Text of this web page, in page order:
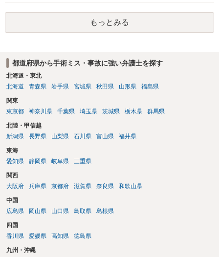
死ぬまで合併症で悩むのにどうすべきか困っております。 ご質問の
内容からすると、後遺障害の有無についても問題になりそうですね。
慰謝料については医療過誤も交通事故と同様の算定基準によること
になりますが、弁護士に依頼していないケースと依頼した場合で金額
望ましいと思います。
もっとみる
都道府県から手術ミス・事故に強い弁護士を探す
北海道・東北
北海道
青森県 岩手県 宮城県 秋田県 山形県 福島県
関東
東京都
神奈川県 千葉県 埼玉県 茨城県 栃木県 群馬県
北陸・甲信越
新潟県
長野県 山梨県 石川県 富山県 福井県
東海
愛知県
静岡県 岐阜県 三重県
関西
大阪府
兵庫県 京都府 滋賀県 奈良県 和歌山県
中国
広島県
岡山県 山口県 鳥取県 島根県
四国
香川県
愛媛県 高知県 徳島県
九州・沖縄